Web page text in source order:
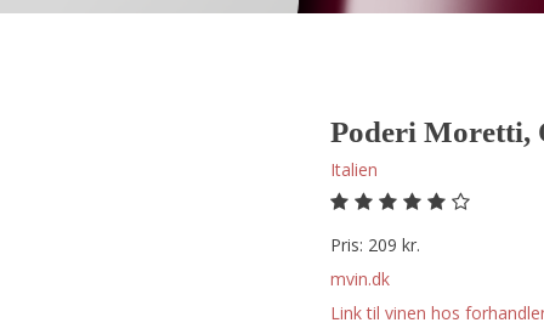
Poderi Moretti,
Italien
Pris: 209 kr.
mvin.dk
Link til vinen hos